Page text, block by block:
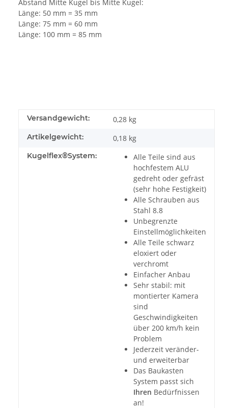
Abstand Mitte Kugel bis Mitte Kugel:
Länge: 50 mm = 35 mm
Länge: 75 mm = 60 mm
Länge: 100 mm = 85 mm
Versandgewicht: 0,28 kg
Artikelgewicht: 0,18 kg
Kugelflex®System:
Alle Teile sind aus
hochfestem ALU
gedreht oder gefräst
(sehr hohe Festigkeit)
Alle Schrauben aus
Stahl 8.8
Unbegrenzte
Einstellmöglichkeiten
Alle Teile schwarz
eloxiert oder
verchromt
Einfacher Anbau
Sehr stabil: mit
montierter Kamera
sind
Geschwindigkeiten
über 200 km/h kein
Problem
Jederzeit veränder-
und erweiterbar
Das Baukasten
System passt sich
Ihren Bedürfnissen
an!